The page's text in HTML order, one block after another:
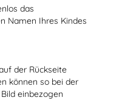
das
Namen Ihres Kindes
der Rückseite
können so bei der
einbezogen